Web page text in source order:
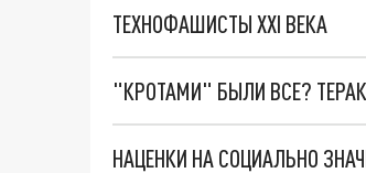
ТЕХНОФАШИСТЫ XXI ВЕКА
"КРОТАМИ" БЫЛИ ВСЕ?
НАЦЕНКИ НА СОЦИАЛЬНО